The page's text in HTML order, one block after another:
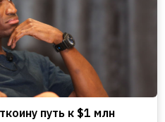
путь к $1 млн